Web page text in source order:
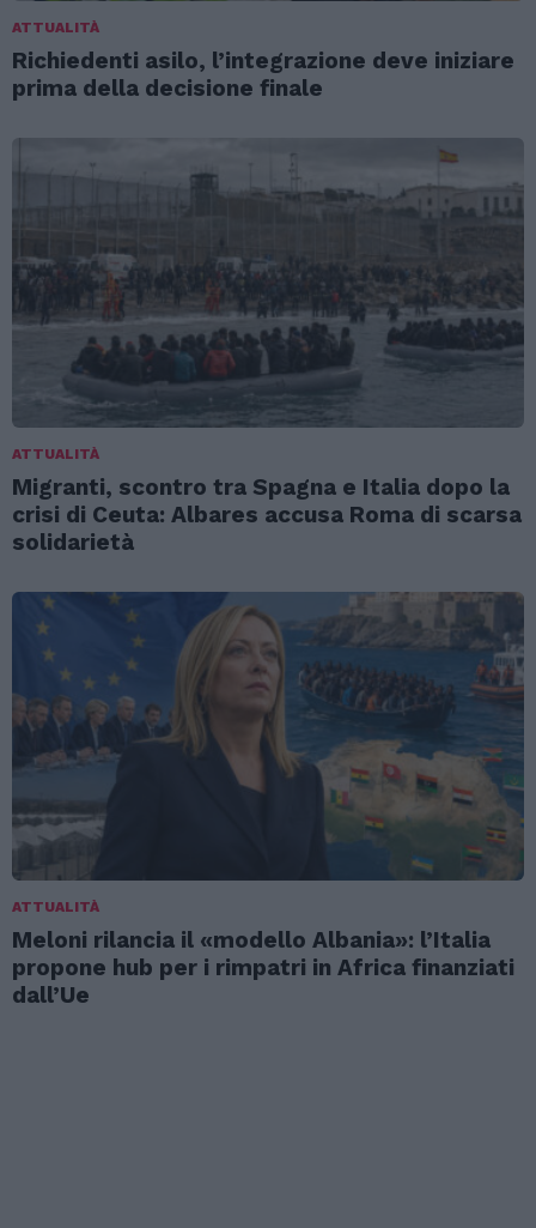
ATTUALITÀ
Richiedenti asilo, l’integrazione deve iniziare
prima della decisione finale
ATTUALITÀ
Migranti, scontro tra Spagna e Italia dopo la
crisi di Ceuta: Albares accusa Roma di scarsa
solidarietà
ATTUALITÀ
Meloni rilancia il «modello Albania»: l’Italia
propone hub per i rimpatri in Africa finanziati
dall’Ue